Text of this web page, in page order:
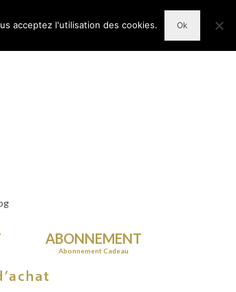
ABONNEMENT
Abonnement Cadeau
acceptez l'utilisation des cookies. Ok